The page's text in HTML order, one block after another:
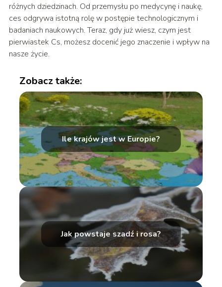
różnych dziedzinach. Od przemysłu po medycynę i naukę,
ces odgrywa istotną rolę w postępie technologicznym i
badaniach naukowych. Teraz, gdy już wiesz, czym jest
pierwiastek Cs, możesz docenić jego znaczenie i wpływ na
nasze życie.
Zobacz także:
Ile krajów jest w Europie?
Jak powstaje szadź i rosa?